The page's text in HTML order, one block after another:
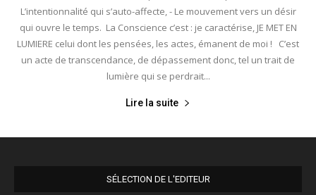
L’intentionnalité qui s’auto-affecte, - Le mouvement vers un désir
qui ouvre le temps. La Conscience c’est : je caractérise, JE MET EN
LUMIERE celui dont les pensées, les actes, émanent de moi ! C’est
un acte de transcendance, de dépassement donc, tel un trait de
lumière qui se perdrait...
Lire la suite
SÉLECTION DE L'EDITEUR